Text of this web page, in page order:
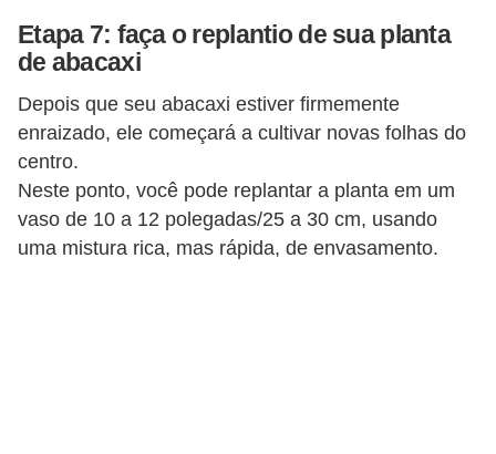
Etapa 7: faça o replantio de sua planta
de abacaxi
Depois que seu abacaxi estiver firmemente
enraizado, ele começará a cultivar novas folhas do
centro.
Neste ponto, você pode replantar a planta em um
vaso de 10 a 12 polegadas/25 a 30 cm, usando
uma mistura rica, mas rápida, de envasamento.